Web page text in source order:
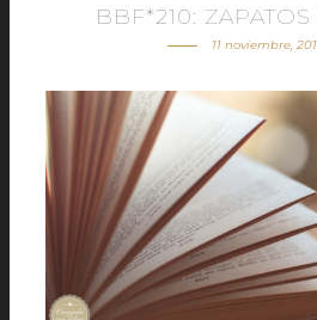
BBF*210:
11 noviembre,